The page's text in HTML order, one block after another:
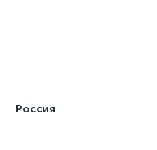
Россия